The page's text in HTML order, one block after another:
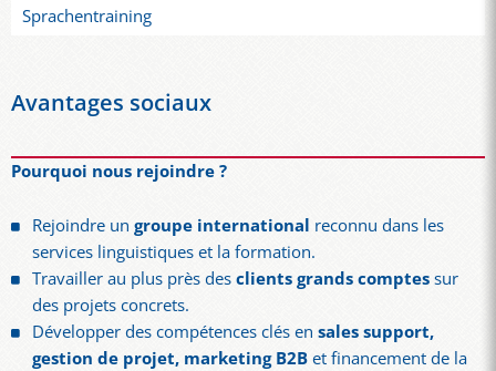
Sprachentraining
Avantages sociaux
Pourquoi nous rejoindre ?
Rejoindre ungroupe international reconnu dans les
services linguistiques et la formation.
Travailler au plus près desclients grands comptessur
des projets concrets.
Développer des compétences clés ensales support,
gestion de projet, marketing B2Bet financement de la